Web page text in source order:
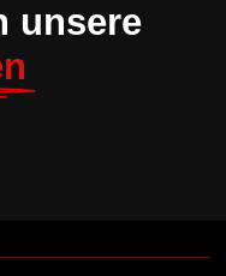
unsere